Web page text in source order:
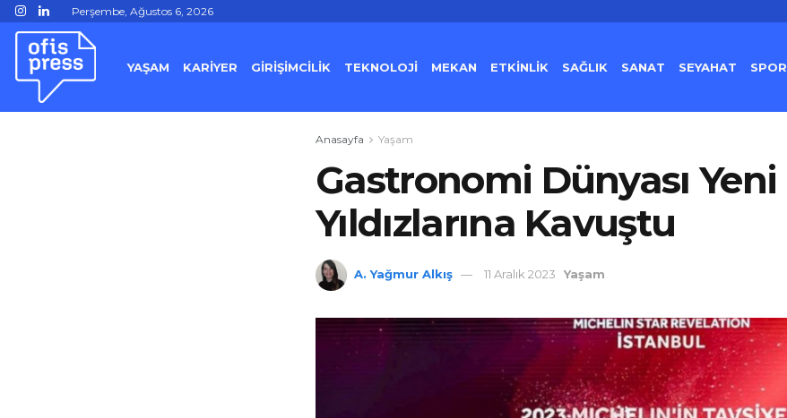
Perşembe, Ağustos 6, 2026
YAŞAM KARİYER GİRİŞİMCİLİK TEKNOLOJİ MEKAN ETKİNLİK SAĞLIK SANAT SEYAHAT SPOR
Anasayfa Yaşam
Gastronomi Dünyası Yeni
Yıldızlarına Kavuştu
A. Yağmur Alkış 11 Aralık 2023 Yaşam